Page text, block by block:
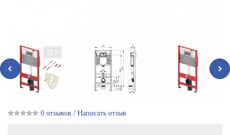
0 отзывов / Написать отзыв